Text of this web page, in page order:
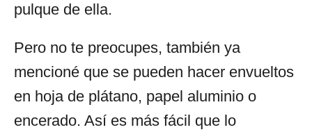
pulque de ella.
Pero no te preocupes, también ya
mencioné que se pueden hacer envueltos
en hoja de plátano, papel aluminio o
encerado. Así es más fácil que lo